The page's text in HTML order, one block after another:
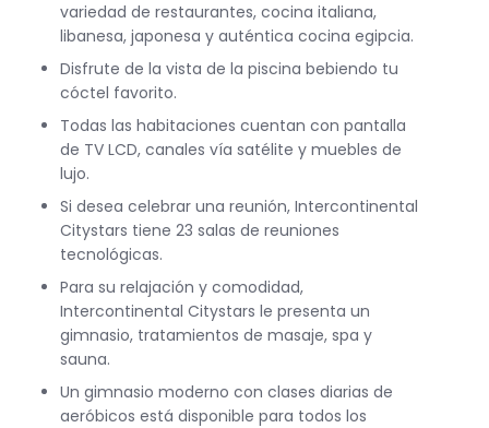
variedad de restaurantes, cocina italiana,
libanesa, japonesa y auténtica cocina egipcia.
Disfrute de la vista de la piscina bebiendo tu
cóctel favorito.
Todas las habitaciones cuentan con pantalla
de TV LCD, canales vía satélite y muebles de
lujo.
Si desea celebrar una reunión, Intercontinental
Citystars tiene 23 salas de reuniones
tecnológicas.
Para su relajación y comodidad,
Intercontinental Citystars le presenta un
gimnasio, tratamientos de masaje, spa y
sauna.
Un gimnasio moderno con clases diarias de
aeróbicos está disponible para todos los